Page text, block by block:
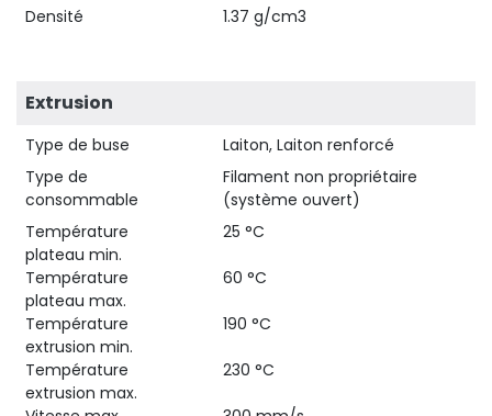
Densité
1.37 g/cm3
Extrusion
Type de buse
Laiton, Laiton renforcé
Type de
consommable
Filament non propriétaire
(système ouvert)
Température
plateau min.
25 °C
Température
plateau max.
60 °C
Température
extrusion min.
190 °C
Température
extrusion max.
230 °C